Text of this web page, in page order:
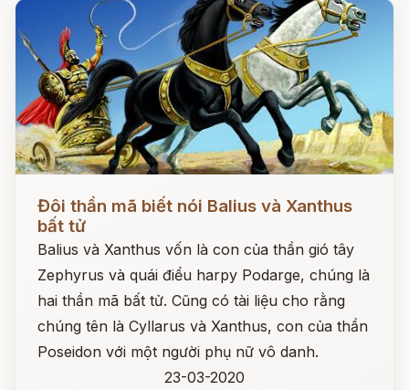
Đôi thần mã biết nói Balius và Xanthus
bất tử
Balius và Xanthus vốn là con của thần gió tây
Zephyrus và quái điểu harpy Podarge, chúng là
hai thần mã bất tử. Cũng có tài liệu cho rằng
chúng tên là Cyllarus và Xanthus, con của thần
Poseidon với một người phụ nữ vô danh.
23-03-2020